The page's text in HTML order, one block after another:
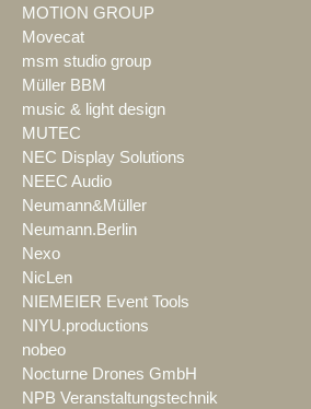
MOTION GROUP
Movecat
msm studio group
Müller BBM
music & light design
MUTEC
NEC Display Solutions
NEEC Audio
Neumann&Müller
Neumann.Berlin
Nexo
NicLen
NIEMEIER Event Tools
NIYU.productions
nobeo
Nocturne Drones GmbH
NPB Veranstaltungstechnik